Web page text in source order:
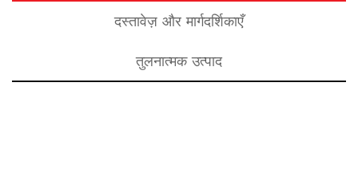
दस्तावेज़ और मार्गदर्शिकाएँ
तुलनात्मक उत्पाद